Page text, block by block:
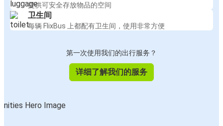
提供可安全存放物品的空间
卫生间
每辆 FlixBus 上都配有卫生间，使用非常方便
第一次使用我们的出行服务？
详细了解我们的服务